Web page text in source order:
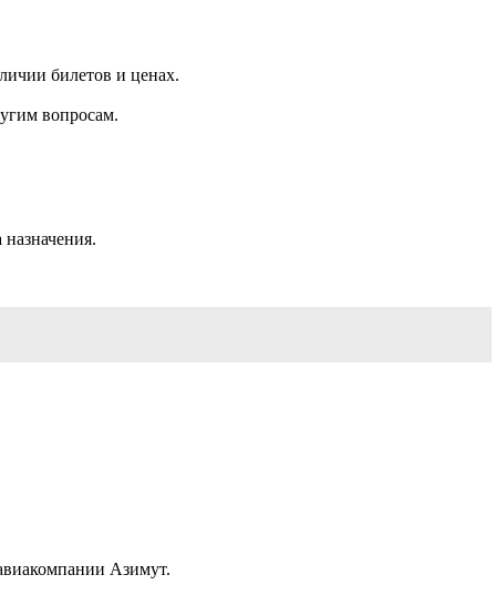
билетов и ценах.
вопросам.
Азимут.